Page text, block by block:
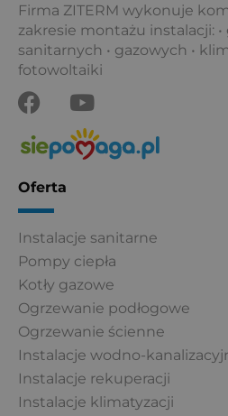
Firma ZITERM wykonuje
zakresie montażu instalacji: •
sanitarnych • gazowych •
fotowoltaiki
F
a
c
e
b
o
k
Y
o
u
t
Oferta
Instalacje sanitarne
Pompy ciepła
Kotły gazowe
Ogrzewanie podłogowe
Ogrzewanie ścienne
Instalacje wodno-
Instalacje rekuperacji
Instalacje klimatyzacji